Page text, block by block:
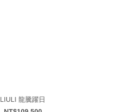
LIULI 龍騰躍日